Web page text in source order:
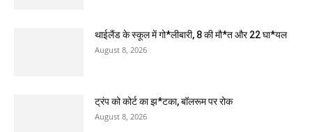
थाईलैंड के स्कूल में गो*लीबारी, 8 की मौ*त और 22 घा*यल
August 8, 2026
ट्रंप को कोर्ट का झ*टका, बॉलरूम पर रोक
August 8, 2026